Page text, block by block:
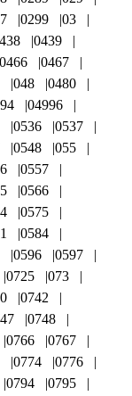
0299
03
0439
0466
0467
048
0480
04996
0536
0537
0548
055
0557
0566
0575
0584
0596
0597
0725
073
0742
0748
0766
0767
0774
0776
0794
0795